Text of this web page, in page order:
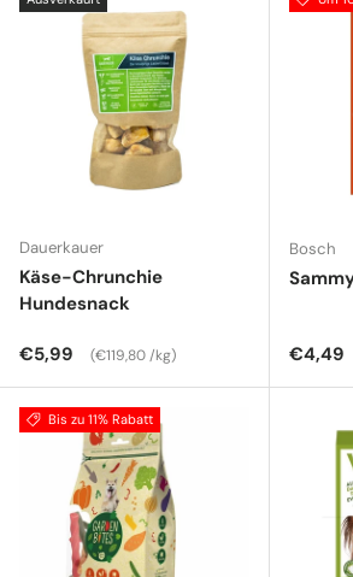
Dauerkauer
Käse-Chrunchie
Hundesnack
Normaler Preis
€5,99 Grundpreis
€119,80 /kg
Bosch
€4,49
Bis zu 11% Rabatt